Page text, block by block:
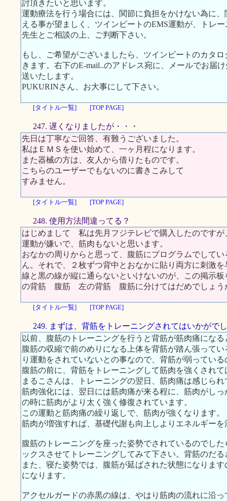
討頂きたいと思います。
運動療法を行う場合には、関節に負担をかけない為に
える事が望ましく、ツインビートのEMS運動が、トレ
先生とご相談の上、ご判断下さい。
もし、ご希望がございましたら、ツインビートのカタ
きます。右下のE-mail..のアドレス宛に、メールでお届
送いたします。
PUKURINさん、お大事にして下さい。
[タイトル一覧] [TOP PAGE]
247. 遅くなりましたが・・・
先日は丁寧なご回答、有難うございました。
私はＥＭＳを使い始めて、一ヶ月程になります。
また器械の方は、友人から借りたものです。
こちらのユーザーでもないのに書きこみして
すみません。
[タイトル一覧] [TOP PAGE]
248. 使用方法間違ってる？
はじめまして 私は先月フジテレビで購入したのですが
運動が嫌いで、筋肉もないと思います。
おなかの周りからと思って、腹筋にプログラムでして
ん。それで、２枚ずつ背中とおなかに貼り両方に刺激
線と黒の線が縦に通らないといけないのが、この掲示
の背筋 腹筋 左の背筋 腹筋に分けてはだめでしょう
[タイトル一覧] [TOP PAGE]
249. まずは、背筋をトレーニングされてはいかがで
以前、腹筋のトレーニングを行うと背筋が筋肉痛にな
腹筋の収縮で前のめりになる上体を背筋が踏ん張って
り運動をされていないとの事なので、背筋が弱ってい
腹筋の前に、背筋をトレーニングして筋肉を強くされ
まるこさんは、トレーニングの翌日、筋肉痛は感じら
筋肉強化には、翌日には筋肉痛が来る程に、筋肉がし
の時に筋肉がより太く強く修復されています。
この運動と筋肉痛の繰り返しで、筋肉が強くなります。
筋肉が増強すれば、基礎代謝も向上しよりエネルギー
腹筋のトレーニングを座った姿勢でされているのでし
ックスさせてトレーニングしてみて下さい。背筋のだ
また、寝た姿勢では、腹筋が延ばされた状態になりま
になります。
アクセルガードの赤黒の線は、やはり筋肉の流れに沿